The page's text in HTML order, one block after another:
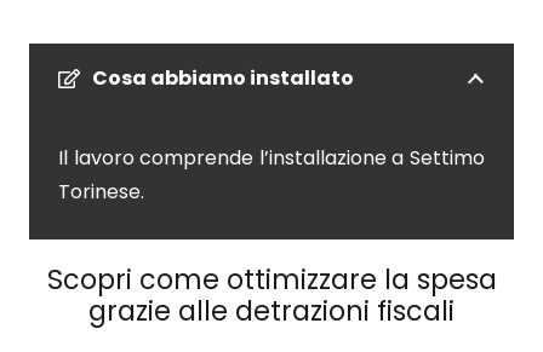
Cosa abbiamo installato
Il lavoro comprende l’installazione a Settimo
Torinese.
Scopri come ottimizzare la spesa
grazie alle detrazioni fiscali